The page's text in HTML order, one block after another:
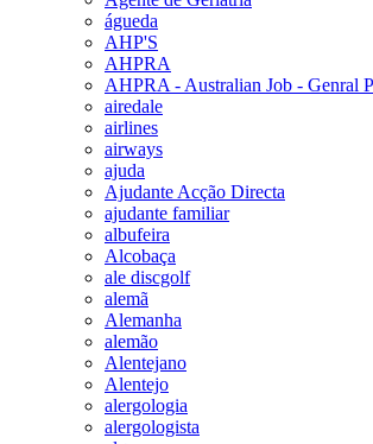
águeda
AHP'S
AHPRA
AHPRA - Australian Job - Genral
airedale
airlines
airways
ajuda
Ajudante Acção Directa
ajudante familiar
albufeira
Alcobaça
ale discgolf
alemã
Alemanha
alemão
Alentejano
Alentejo
alergologia
alergologista